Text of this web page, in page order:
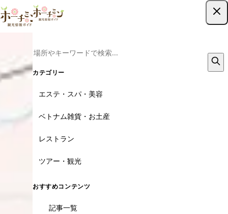
カテゴリー
エステ・スパ・美容
ベトナム雑貨・お土産
レストラン
ツアー・観光
おすすめコンテンツ
記事一覧